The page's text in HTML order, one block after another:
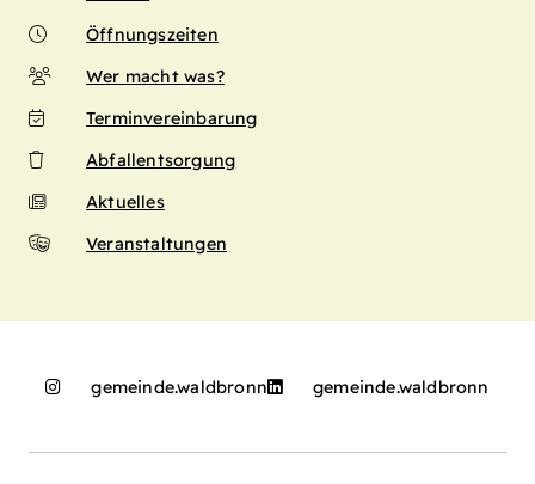
Öffnungszeiten
Wer macht was?
Terminvereinbarung
Abfallentsorgung
Aktuelles
Veranstaltungen
gemeinde.waldbronn gemeinde.waldbronn